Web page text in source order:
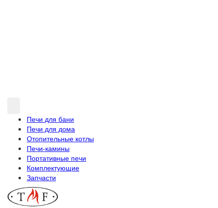
Печи для бани
Печи для дома
Отопительные котлы
Печи-камины
Портативные печи
Комплектующие
Запчасти